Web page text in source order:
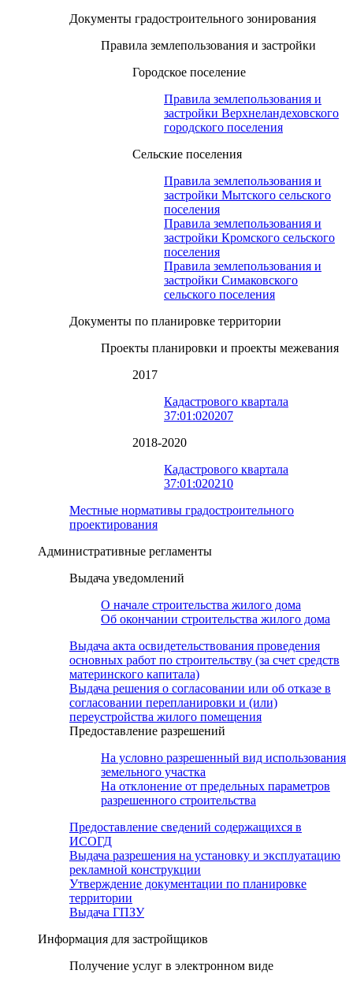
Документы градостроительного зонирования
Правила землепользования и застройки
Городское поселение
Правила землепользования и
застройки Верхнеландеховского
городского поселения
Сельские поселения
Правила землепользования и
застройки Мытского сельского
поселения
Правила землепользования и
застройки Кромского сельского
поселения
Правила землепользования и
застройки Симаковского
сельского поселения
Документы по планировке территории
Проекты планировки и проекты межевания
2017
Кадастрового квартала
37:01:020207
2018-2020
Кадастрового квартала
37:01:020210
Местные нормативы градостроительного
проектирования
Административные регламенты
Выдача уведомлений
О начале строительства жилого дома
Об окончании строительства жилого дома
Выдача акта освидетельствования проведения
основных работ по строительству (за счет средств
материнского капитала)
Выдача решения о согласовании или об отказе в
согласовании перепланировки и (или)
переустройства жилого помещения
Предоставление разрешений
На условно разрешенный вид использования
земельного участка
На отклонение от предельных параметров
разрешенного строительства
Предоставление сведений содержащихся в
ИСОГД
Выдача разрешения на установку и эксплуатацию
рекламной конструкции
Утверждение документации по планировке
территории
Выдача ГПЗУ
Информация для застройщиков
Получение услуг в электронном виде